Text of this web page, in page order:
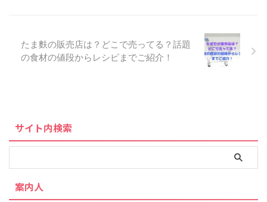
たま麩の販売店は？どこで売ってる？話題
の食材の値段からレシピまでご紹介！
サイト内検索
案内人